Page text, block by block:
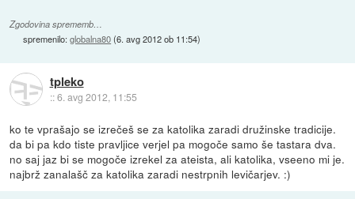
Zgodovina sprememb…
spremenilo:globalna80(6. avg 2012 ob 11:54)
tpleko
::6. avg 2012, 11:55
ko te vprašajo se izrečeš se za katolika zaradi družinske tradicije.
da bi pa kdo tiste pravljice verjel pa mogoče samo še tastara dva.
no saj jaz bi se mogoče izrekel za ateista, ali katolika, vseeno mi je.
najbrž zanalašč za katolika zaradi nestrpnih levičarjev. :)